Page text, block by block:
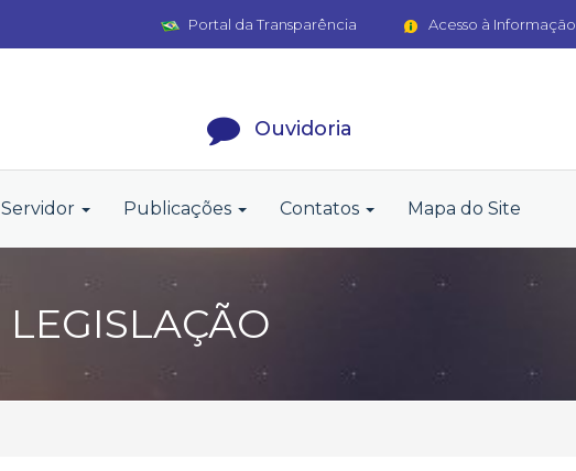
Acesso à Informação
Portal da Transparência
Ouvidoria
Servidor Publicações Contatos Mapa do Site
LEGISLAÇÃO